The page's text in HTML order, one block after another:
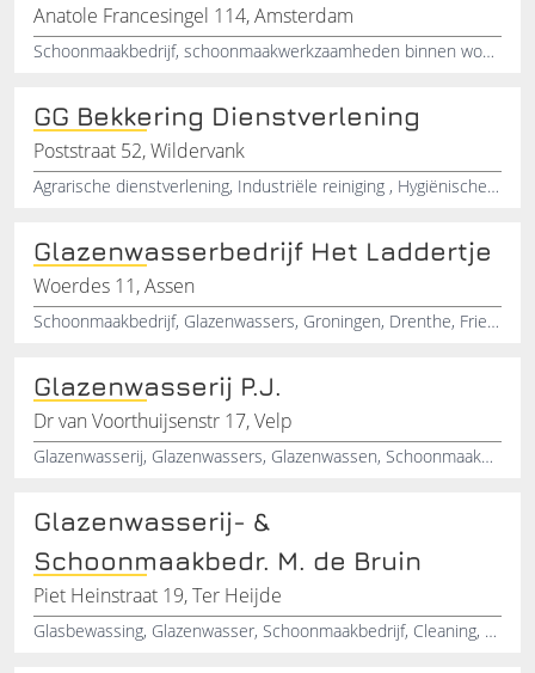
Anatole Francesingel 114, Amsterdam
Schoonmaakbedrijf, schoonmaakwerkzaamheden binnen woningen, Kantoorschoonmaak, Schoolschoonmaak, Trappenhuizen, Woning schoonmaak
GG Bekkering Dienstverlening
Poststraat 52, Wildervank
Agrarische dienstverlening, Industriële reiniging , Hygiënische reiniging, Dienstverlening, Schoonmaakbedrijf
Glazenwasserbedrijf Het Laddertje
Woerdes 11, Assen
Schoonmaakbedrijf, Glazenwassers, Groningen, Drenthe, Friesland, Assen
Glazenwasserij P.J.
Dr van Voorthuijsenstr 17, Velp
Glazenwasserij, Glazenwassers, Glazenwassen, Schoonmaakdiensten, Velp
Glazenwasserij- &
Schoonmaakbedr. M. de Bruin
Piet Heinstraat 19, Ter Heijde
Glasbewassing, Glazenwasser, Schoonmaakbedrijf, Cleaning, Service, TerHeijde